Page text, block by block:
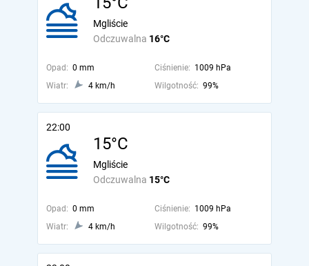
Odczuwalna 16°C
Mgliście
Opad: 0 mm Ciśnienie: 1009 hPa
Wiatr:
4 km/h Wilgotność: 99%
22:00
15°C
Odczuwalna 15°C
Mgliście
Opad: 0 mm Ciśnienie: 1009 hPa
Wiatr:
4 km/h Wilgotność: 99%